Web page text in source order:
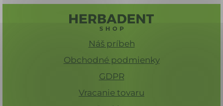
v
ý
p
i
s
u
Náš príbeh
Obchodné podmienky
GDPR
Vracanie tovaru